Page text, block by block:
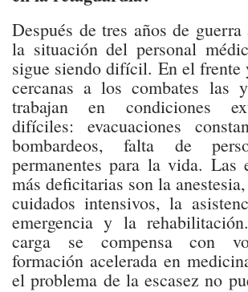
Después de tres años de guerra
la situación del personal
sigue siendo difícil. En el frente
cercanas a los combates las
trabajan en condiciones
difíciles: evacuaciones
bombardeos, falta de
permanentes para la vida. Las
más deficitarias son la
cuidados intensivos, la
emergencia y la
carga se compensa con
formación acelerada en
el problema de la escasez no